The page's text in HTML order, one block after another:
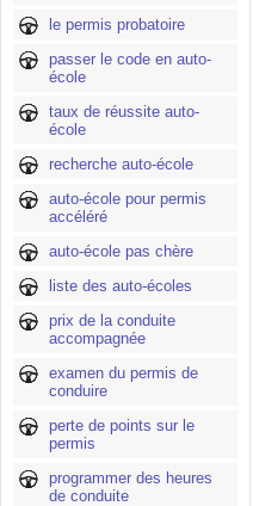
le permis probatoire
passer le code en auto-
école
taux de réussite auto-
école
recherche auto-école
auto-école pour permis
accéléré
auto-école pas chère
liste des auto-écoles
prix de la conduite
accompagnée
examen du permis de
conduire
perte de points sur le
permis
programmer des heures
de conduite